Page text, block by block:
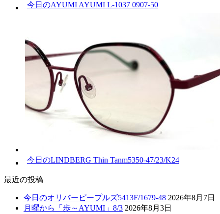
今日のAYUMI AYUMI L-1037 0907-50
今日のLINDBERG Thin Tanm5350-47/23/K24
最近の投稿
今日のオリバーピープルズ5413F/1679-48 2026年8月7日
月曜から「歩～AYUMI」8/3 2026年8月3日